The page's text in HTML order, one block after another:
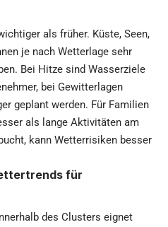
als früher. Küste, Seen,
je nach Wetterlage sehr
Bei Hitze sind Wasserziele
bei Gewitterlagen
geplant werden. Für Familien
als lange Aktivitäten am
kann Wetterrisiken besser
für
des Clusters eignet